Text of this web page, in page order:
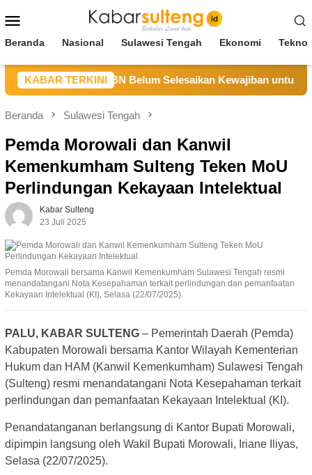
ke
Mobile
Beranda Nasional Sulawesi Tengah Ekonomi
KABAR TERKINI
Sebut CV BBN Belum Selesaikan Kewajiban untuk Kegiatan
Beranda Sulawesi Tengah
Pemda Morowali dan Kanwil
Kemenkumham Sulteng Teken MoU
Perlindungan Kekayaan Intelektual
Kabar Sulteng
23 Juli 2025
Pemda Morowali bersama Kanwil Kemenkumham Sulawesi Tengah resmi
menandatangani Nota Kesepahaman terkait perlindungan dan pemanfaatan
Kekayaan Intelektual (KI), Selasa (22/07/2025).
PALU, KABAR SULTENG – Pemerintah Daerah (Pemda)
Kabupaten Morowali bersama Kantor Wilayah Kementerian
Hukum dan HAM (Kanwil Kemenkumham) Sulawesi Tengah
(Sulteng) resmi menandatangani Nota Kesepahaman terkait
perlindungan dan pemanfaatan Kekayaan Intelektual (KI).
Penandatanganan berlangsung di Kantor Bupati Morowali,
dipimpin langsung oleh Wakil Bupati Morowali, Iriane Iliyas,
Selasa (22/07/2025).